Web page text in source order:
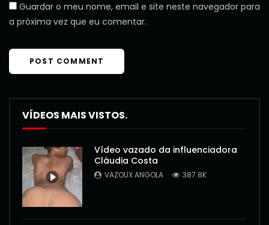
Guardar o meu nome, email e site neste navegador para
a próxima vez que eu comentar.
VÍDEOS MAIS VISTOS.
Vídeo vazado da influenciadora
Cláudia Costa
VAZOUX ANGOLA 387.8K